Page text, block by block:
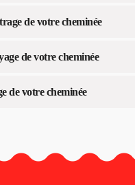
de votre cheminée
de votre cheminée
de votre cheminée